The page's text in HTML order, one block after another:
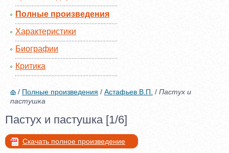
Полные произведения
Характеристики
Биографии
Критика
/ Полные произведения / Астафьев В.П. / Пастух и
пастушка
Пастух и пастушка [1/6]
Скачать полное произведение